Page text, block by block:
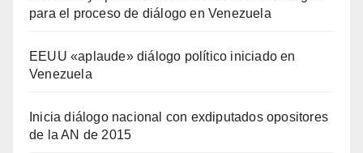
para el proceso de diálogo en Venezuela
EEUU «aplaude» diálogo político iniciado en
Venezuela
Inicia diálogo nacional con exdiputados opositores
de la AN de 2015